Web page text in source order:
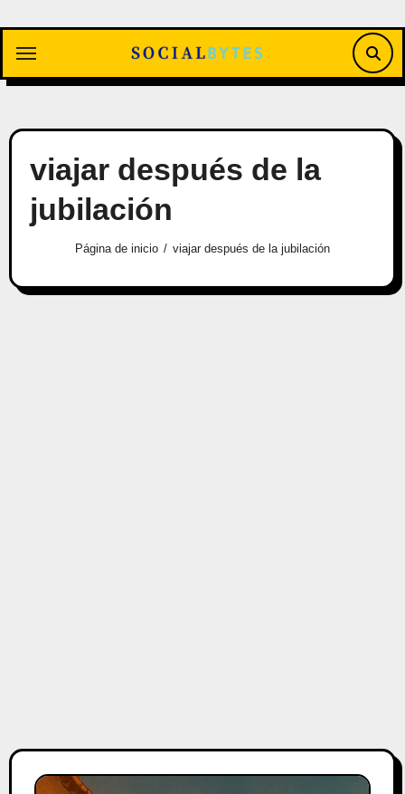
contenido
viajar después de la
jubilación
Página de inicio viajar después de la jubilación